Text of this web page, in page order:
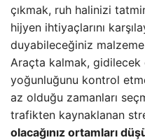
çıkmak, ruh halinizi
hijyen ihtiyaçlarını
duyabileceğiniz malzeme
Araçta kalmak,
yoğunluğunu kontrol
az olduğu zamanları
trafikten kaynaklanan
olacağınız ortamları